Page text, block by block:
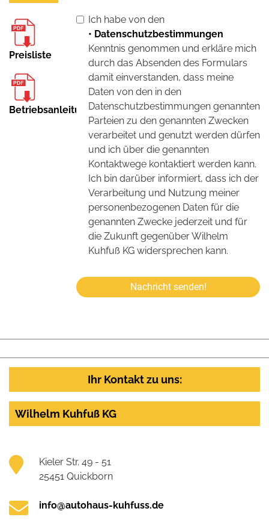
Preisliste
Betriebsanleitung
Ich habe von den
• Datenschutzbestimmungen
Kenntnis genommen und erkläre mich
durch das Absenden des Formulars
damit einverstanden, dass meine
Daten von den in den
Datenschutzbestimmungen genannten
Parteien zu den genannten Zwecken
verarbeitet und genutzt werden dürfen
und ich über die genannten
Kontaktwege kontaktiert werden kann.
Ich bin darüber informiert, dass ich der
Verarbeitung und Nutzung meiner
personenbezogenen Daten für die
genannten Zwecke jederzeit und für
die Zukunft gegenüber Wilhelm
Kuhfuß KG widersprechen kann.
Nachricht senden!
Ihr Kontakt zu uns:
Wilhelm Kuhfuß KG
Kieler Str. 49 - 51
25451 Quickborn
info@autohaus-kuhfuss.de